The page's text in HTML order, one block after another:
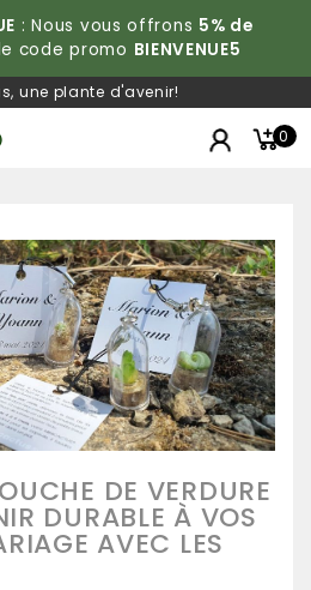
: Nous vous offrons 5% de
code promo BIENVENUE5
une plante d'avenir!
0
DE VERDURE
DURABLE À VOS
AVEC LES